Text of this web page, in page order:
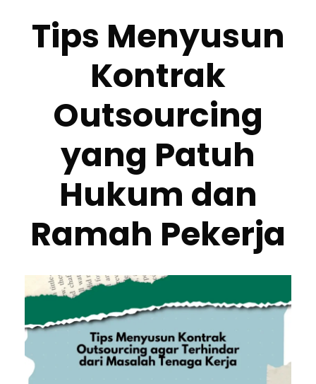
Tips Menyusun
Kontrak
Outsourcing
yang Patuh
Hukum dan
Ramah Pekerja